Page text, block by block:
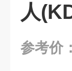
人
参考价：